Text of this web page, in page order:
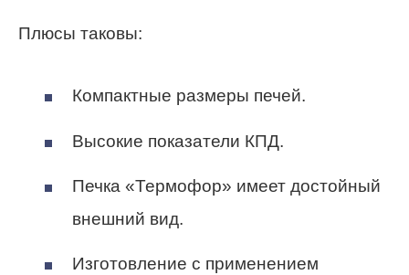
Плюсы таковы:
Компактные размеры печей.
Высокие показатели КПД.
Печка «Термофор» имеет достойный
внешний вид.
Изготовление с применением